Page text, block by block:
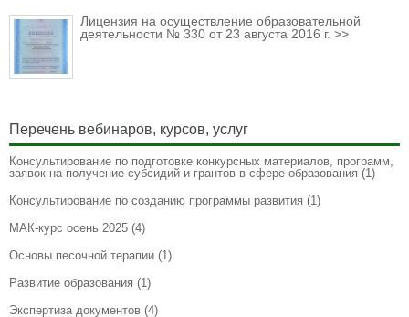
Лицензия на осуществление образовательной
деятельности № 330 от 23 августа 2016 г. >>
Перечень вебинаров, курсов, услуг
Консультирование по подготовке конкурсных материалов, программ,
заявок на получение субсидий и грантов в сфере образования (1)
Консультирование по созданию программы развития (1)
МАК-курс осень 2025 (4)
Основы песочной терапии (1)
Развитие образования (1)
Экспертиза документов (4)